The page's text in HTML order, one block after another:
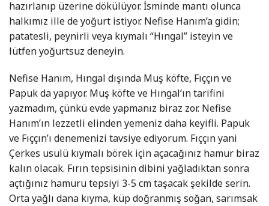
hazırlanıp üzerine dökülüyor. İsminde mantı olunca
halkımız ille de yoğurt istiyor. Nefise Hanım’a gidin;
patatesli, peynirli veya kıymalı “Hıngal” isteyin ve
lütfen yoğurtsuz deneyin.
Nefise Hanım, Hıngal dışında Muş köfte, Fıççın ve
Papuk da yapıyor. Muş köfte ve Hıngal’ın tarifini
yazmadım, çünkü evde yapmanız biraz zor. Nefise
Hanım’ın lezzetli elinden yemeniz daha keyifli. Papuk
ve Fıççın’ı denemenizi tavsiye ediyorum. Fıççın yani
Çerkes usulü kıymalı börek için açacağınız hamur biraz
kalın olacak. Fırın tepsisinin dibini yağladıktan sonra
açtığınız hamuru tepsiyi 3-5 cm taşacak şekilde serin.
Orta yağlı dana kıyma, küp doğranmış soğan, sarımsak